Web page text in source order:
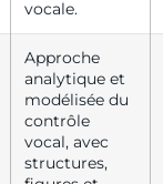
vocale.
Approche
analytique et
modélisée du
contrôle
vocal, avec
structures,